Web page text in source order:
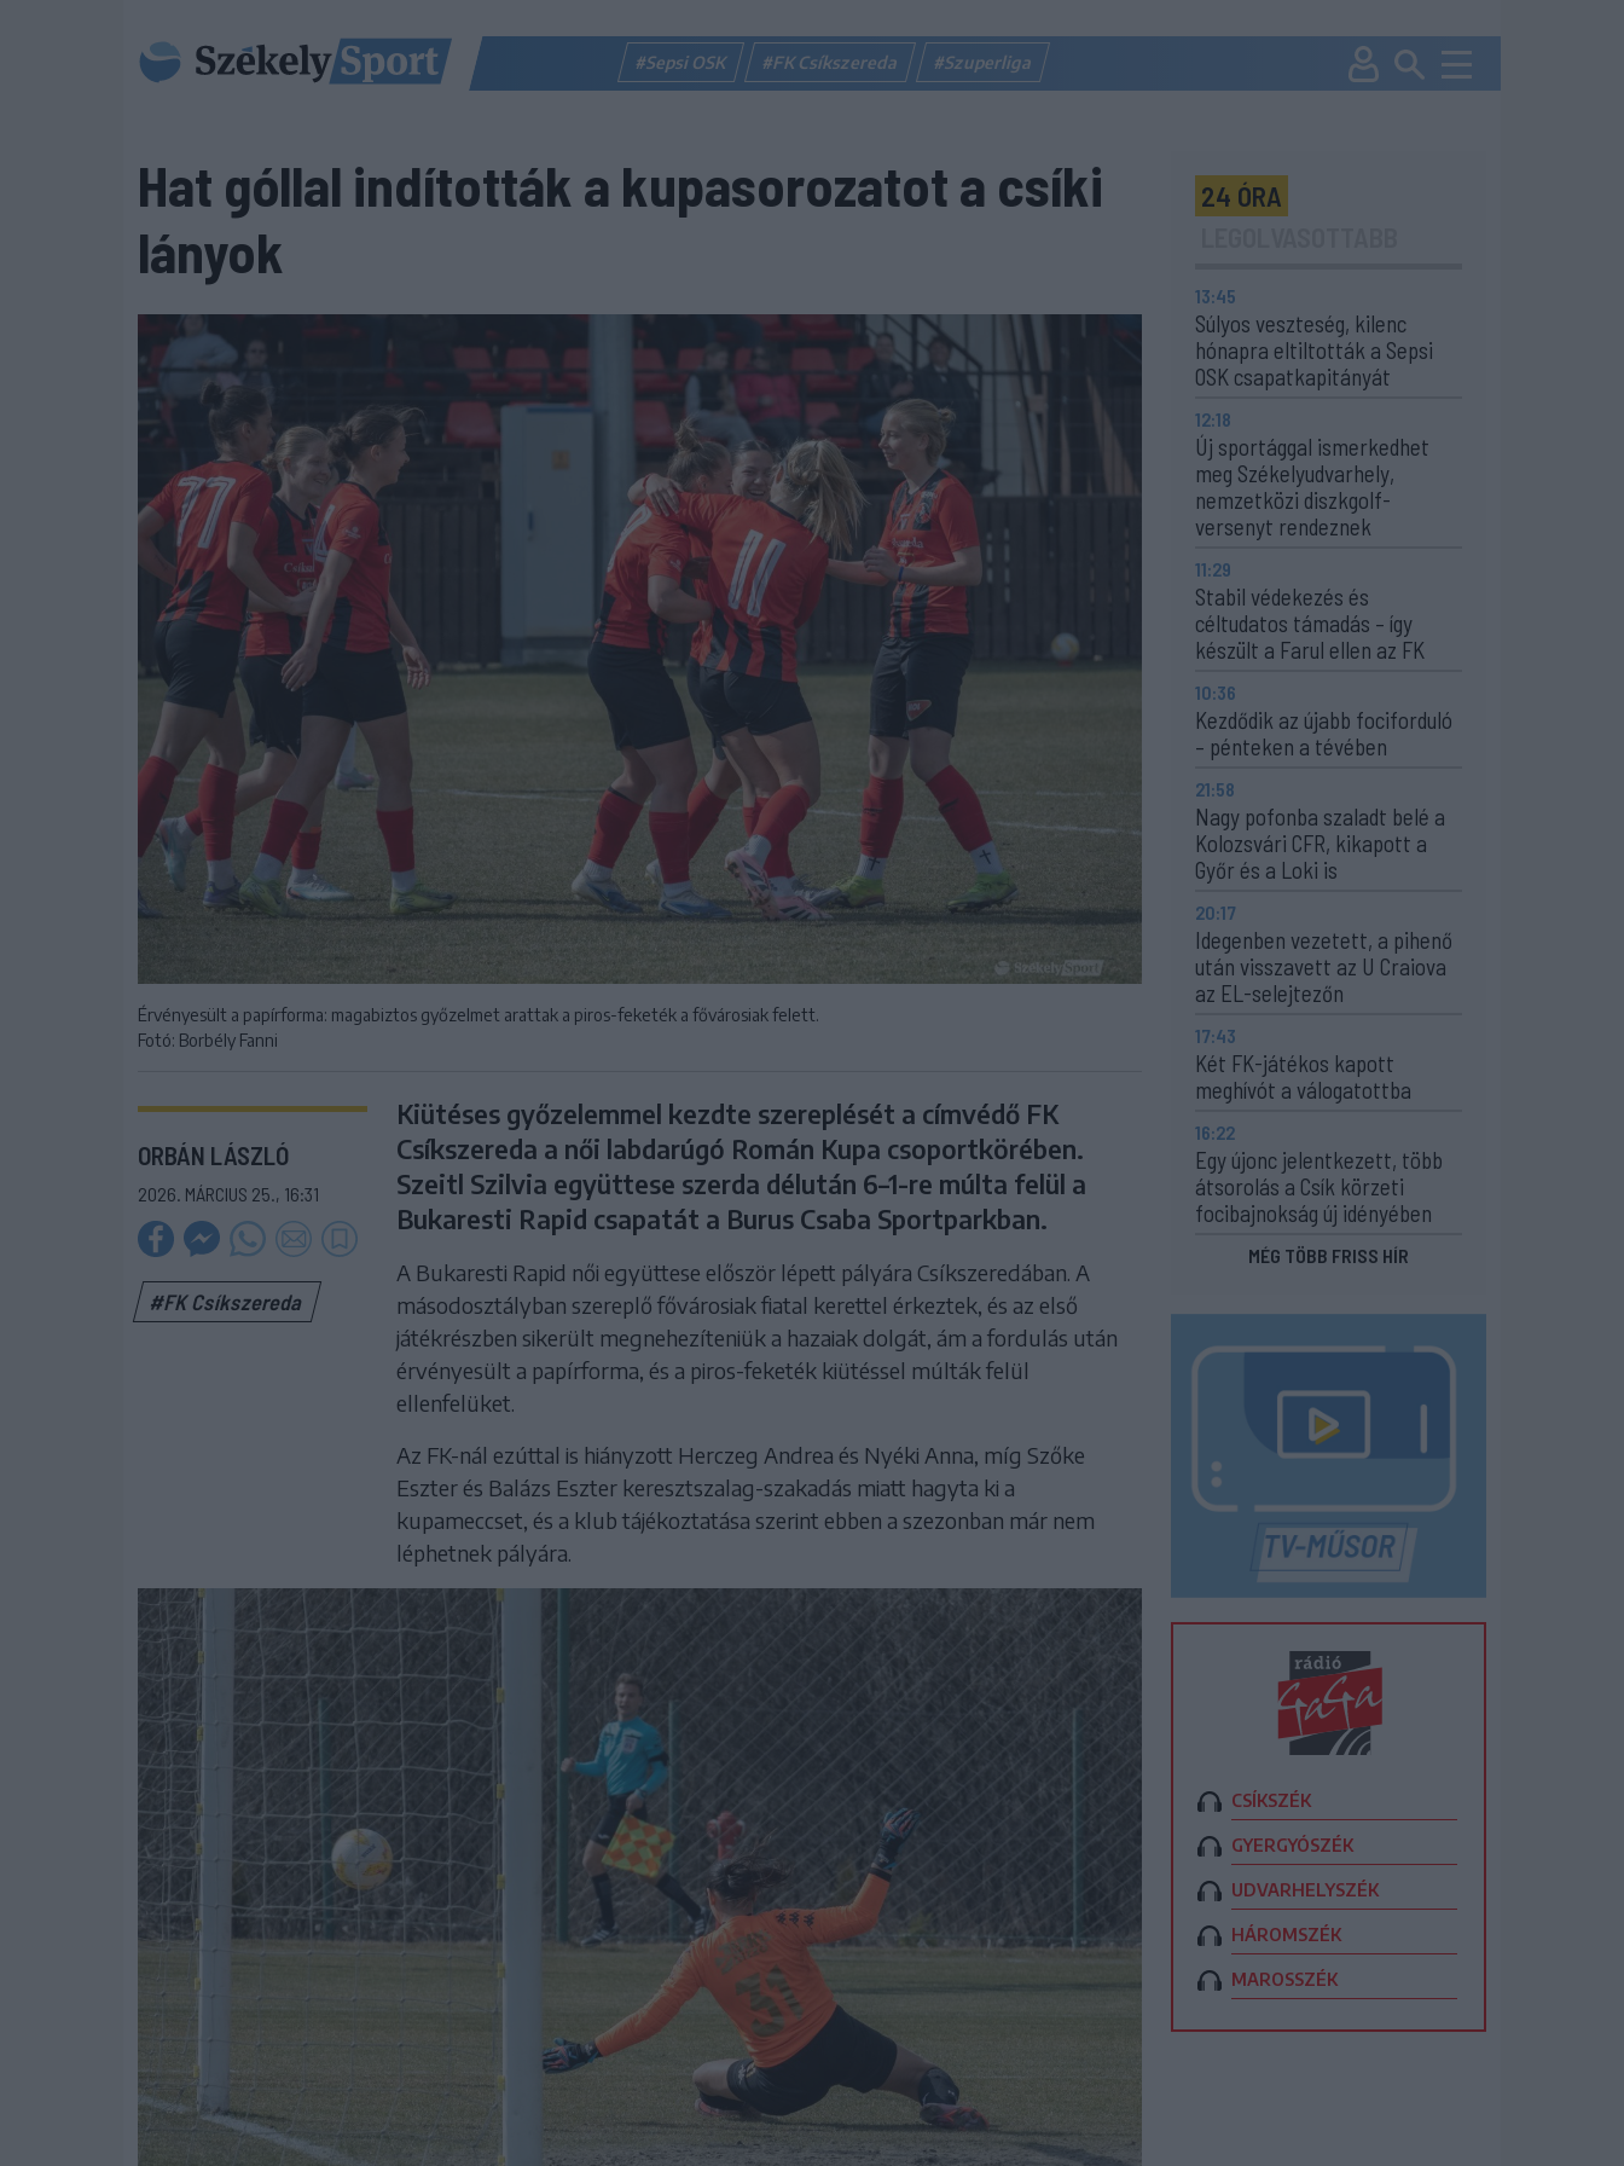
#Sepsi OSK #FK Csíkszereda #Szuperliga
Hat góllal indították a kupasorozatot a csíki
lányok
Érvényesült a papírforma: magabiztos győzelmet arattak a piros-feketék a fővárosiak felett.
Fotó: Borbély Fanni
ORBÁN LÁSZLÓ
2026. MÁRCIUS 25., 16:31
#FK Csíkszereda
Kiütéses győzelemmel kezdte szereplését a címvédő FK
Csíkszereda a női labdarúgó Román Kupa csoportkörében.
Szeitl Szilvia együttese szerda délután 6–1-re múlta felül a
Bukaresti Rapid csapatát a Burus Csaba Sportparkban.
A Bukaresti Rapid női együttese először lépett pályára Csíkszeredában. A
másodosztályban szereplő fővárosiak fiatal kerettel érkeztek, és az első
játékrészben sikerült megnehezíteniük a hazaiak dolgát, ám a fordulás után
érvényesült a papírforma, és a piros-feketék kiütéssel múlták felül
ellenfelüket.
Az FK-nál ezúttal is hiányzott Herczeg Andrea és Nyéki Anna, míg Szőke
Eszter és Balázs Eszter keresztszalag-szakadás miatt hagyta ki a
kupameccset, és a klub tájékoztatása szerint ebben a szezonban már nem
léphetnek pályára.
24 ÓRA
13:45
Súlyos veszteség, kilenc
hónapra eltiltották a Sepsi
OSK csapatkapitányát
12:18
Új sportággal ismerkedhet
meg Székelyudvarhely,
nemzetközi diszkgolf-
versenyt rendeznek
11:29
Stabil védekezés és
céltudatos támadás – így
készült a Farul ellen az FK
10:36
Kezdődik az újabb fociforduló
– pénteken a tévében
21:58
Nagy pofonba szaladt belé a
Kolozsvári CFR, kikapott a
Győr és a Loki is
20:17
Idegenben vezetett, a pihenő
után visszavett az U Craiova
az EL-selejtezőn
17:43
Két FK-játékos kapott
meghívót a válogatottba
16:22
Egy újonc jelentkezett, több
átsorolás a Csík körzeti
focibajnokság új idényében
MÉG TÖBB FRISS HÍR
CSÍKSZÉK
GYERGYÓSZÉK
UDVARHELYSZÉK
HÁROMSZÉK
MAROSSZÉK